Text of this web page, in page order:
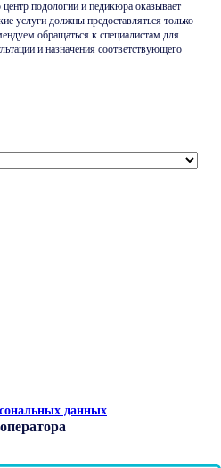
подологии и педикюра оказывает
услуги должны предоставляться только
обращаться к специалистам для
и назначения соответствующего
данных